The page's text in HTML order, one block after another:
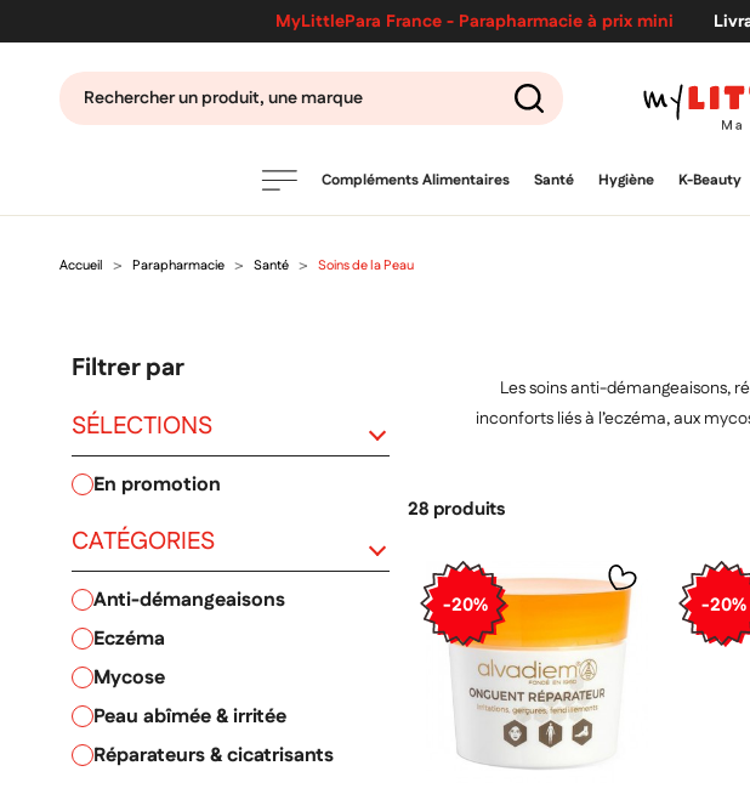
MyLittlePara France - Parapharmacie à prix mini
CATÉGORIES
PRODUITS
Compléments Alimentaires Santé Hygiène K-Beauty
Accueil Parapharmacie Santé Soins de la Peau
Filtrer par
SÉLECTIONS
en promotion
CATÉGORIES
anti-démangeaisons
eczéma
mycose
peau abîmée & irritée
réparateurs & cicatrisants
Les soins anti-démangeaisons,
inconforts liés à l’eczéma, aux
28 produits
-20% -20%